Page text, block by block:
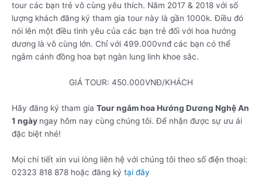
tour các bạn trẻ vô cùng yêu thích. Năm 2017 & 2018 với số
lượng khách đăng ký tham gia tour này là gần 1000k. Điều đó
nói lên một điều tình yêu của các bạn trẻ đối với hoa hướng
dương là vô cùng lớn. Chỉ với 499.000vnđ các bạn có thể
ngắm cánh đồng hoa bạt ngàn lung linh khoe sắc.
GIÁ TOUR: 450.000VNĐ/KHÁCH
Hãy đăng ký tham gia Tour ngắm hoa Hướng Dương Nghệ An
1 ngày ngay hôm nay cùng chúng tôi. Để nhận được sự ưu ái
đặc biệt nhé!
Mọi chi tiết xin vui lòng liên hệ với chúng tôi theo số điện thoại:
02323 818 878 hoặc đăng ký tại đây